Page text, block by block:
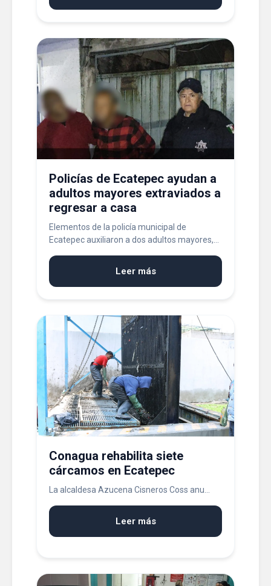
Policías de Ecatepec ayudan a
adultos mayores extraviados a
regresar a casa
Elementos de la policía municipal de
Ecatepec auxiliaron a dos adultos mayores,...
Leer más
Conagua rehabilita siete
cárcamos en Ecatepec
La alcaldesa Azucena Cisneros Coss anu...
Leer más